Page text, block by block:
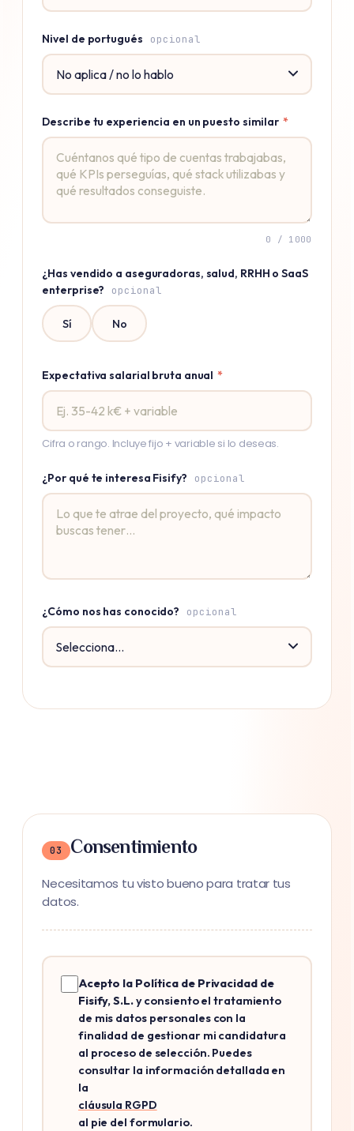
Nivel de portugués opcional
Describe tu experiencia en un puesto similar *
0 / 1000
¿Has vendido a aseguradoras, salud, RRHH o SaaS
enterprise?
opcional
Sí No
Expectativa salarial bruta anual *
Cifra o rango. Incluye fijo + variable si lo deseas.
¿Por qué te interesa Fisify? opcional
¿Cómo nos has conocido? opcional
03 Consentimiento
Necesitamos tu visto bueno para tratar tus
datos.
Acepto la Política de Privacidad de
Fisify, S.L.y consiento el tratamiento
de mis datos personales con la
finalidad de gestionar mi candidatura
al proceso de selección. Puedes
consultar la información detallada en
la
cláusula RGPD
al pie del formulario.